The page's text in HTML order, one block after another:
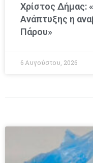
Χρίστος Δήμας:
Ανάπτυξης η
Πάρου»
6 Αυγούστου, 2026